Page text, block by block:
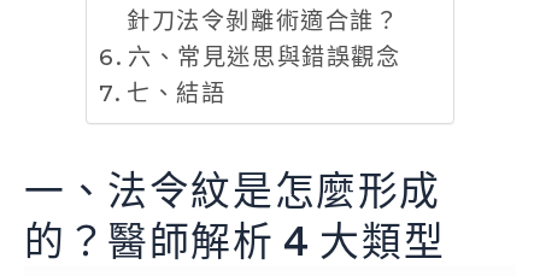
針刀法令剝離術適合誰？
六、常見迷思與錯誤觀念
七、結語
一、法令紋是怎麼形成
的？醫師解析 4 大類型